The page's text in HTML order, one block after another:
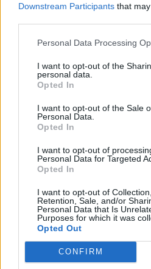
Downstream Participants that
Personal Data Processing
I want to opt-out of the
personal data.
Opted In
I want to opt-out of the Sale
Personal Data.
Opted In
I want to opt-out of
Personal Data for Targeted
Opted In
I want to opt-out of
Retention, Sale, and/or
Personal Data that Is
Purposes for which it was
Opted Out
CONFIRM
L'Ilva si
Il Selargius
Manuel Rinino e